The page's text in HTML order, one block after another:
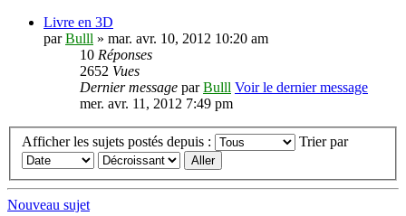
Livre en 3D
parBulll » mar. avr. 10, 2012 10:20 am
10 Réponses
2652 Vues
Dernier message parBulll Voir le dernier message
mer. avr. 11, 2012 7:49 pm
Afficher les sujets postés depuis : Trier par
Nouveau sujet